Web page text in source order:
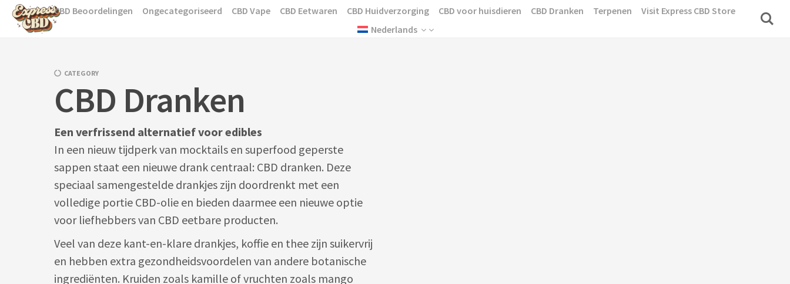
Skip
CBD Beoordelingen Ongecategoriseerd CBD Vape CBD Eetwaren CBD Huidverzorging CBD voor huisdieren CBD Dranken Terpenen
Visit Express CBD Store
Nederlands
CATEGORY
CBD Dranken
Een verfrissend alternatief voor edibles
In een nieuw tijdperk van mocktails en superfood geperste
sappen staat een nieuwe drank centraal: CBD dranken. Deze
speciaal samengestelde drankjes zijn doordrenkt met een
volledige portie CBD-olie en bieden daarmee een nieuwe optie
voor liefhebbers van CBD eetbare producten.
Veel van deze kant-en-klare drankjes, koffie en thee zijn suikervrij
en hebben extra gezondheidsvoordelen van andere botanische
ingrediënten. Kruiden zoals kamille of vruchten zoals mango